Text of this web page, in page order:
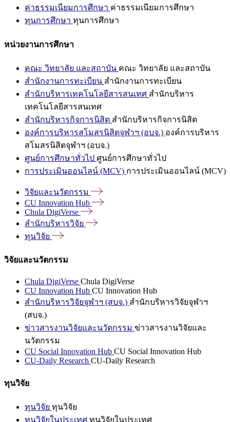
ค่าธรรมเนียมการศึกษา ค่าธรรมเนียมการศึกษา
ทุนการศึกษา ทุนการศึกษา
หน่วยงานการศึกษา
คณะ วิทยาลัย และสถาบัน คณะ วิทยาลัย และสถาบัน
สำนักงานการทะเบียน สำนักงานการทะเบียน
สำนักบริหารเทคโนโลยีสารสนเทศ สำนักบริหาร
เทคโนโลยีสารสนเทศ
สำนักบริหารกิจการนิสิต สำนักบริหารกิจการนิสิต
องค์การบริหารสโมสรนิสิตจุฬาฯ (อบจ.) องค์การบริหาร
สโมสรนิสิตจุฬาฯ (อบจ.)
ศูนย์การศึกษาทั่วไป ศูนย์การศึกษาทั่วไป
การประเมินออนไลน์ (MCV) การประเมินออนไลน์ (MCV)
วิจัยและนวัตกรรม
CU Innovation Hub
Chula DigiVerse
สำนักบริหารวิจัย
ทุนวิจัย
วิจัยและนวัตกรรม
Chula DigiVerse Chula DigiVerse
CU Innovation Hub CU Innovation Hub
สำนักบริหารวิจัยจุฬาฯ (สบจ.) สำนักบริหารวิจัยจุฬาฯ
(สบจ.)
ข่าวสารงานวิจัยและนวัตกรรม ข่าวสารงานวิจัยและ
นวัตกรรม
CU Social Innovation Hub CU Social Innovation Hub
CU-Daily Research CU-Daily Research
ทุนวิจัย
ทุนวิจัย ทุนวิจัย
ทุนวิจัยในประเทศ ทุนวิจัยในประเทศ